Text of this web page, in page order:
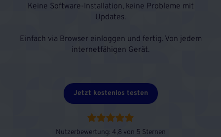
Keine Software-Installation, keine Probleme mit
Updates.
Einfach via Browser einloggen und fertig. Von jedem
internetfähigen Gerät.
Jetzt kostenlos testen
Nutzerbewertung: 4,8 von 5 Sternen